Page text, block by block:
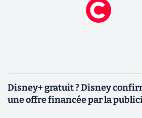
Disney+ gratuit ? Disney
une offre financée par la